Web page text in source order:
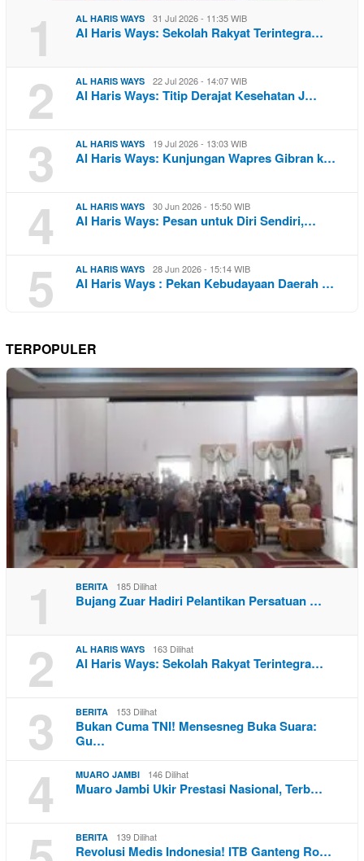
1 AL HARIS WAYS 31 Jul 2026 - 11:35 WIB
Al Haris Ways: Sekolah Rakyat Terintegra…
2 AL HARIS WAYS 22 Jul 2026 - 14:07 WIB
Al Haris Ways: Titip Derajat Kesehatan J…
3 AL HARIS WAYS 19 Jul 2026 - 13:03 WIB
Al Haris Ways: Kunjungan Wapres Gibran k…
4 AL HARIS WAYS 30 Jun 2026 - 15:50 WIB
Al Haris Ways: Pesan untuk Diri Sendiri,…
5 AL HARIS WAYS 28 Jun 2026 - 15:14 WIB
Al Haris Ways : Pekan Kebudayaan Daerah …
TERPOPULER
1 BERITA 185 Dilihat
Bujang Zuar Hadiri Pelantikan Persatuan …
2 AL HARIS WAYS 163 Dilihat
Al Haris Ways: Sekolah Rakyat Terintegra…
3 BERITA 153 Dilihat
Bukan Cuma TNI! Mensesneg Buka Suara:
Gu…
4 MUARO JAMBI 146 Dilihat
Muaro Jambi Ukir Prestasi Nasional, Terb…
BERITA 139 Dilihat
Revolusi Medis Indonesia! ITB Ganteng Ro…